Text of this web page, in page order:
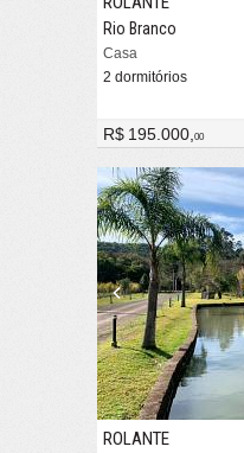
Rio Branco
Casa
2 dormitórios
R$ 195.000, 00
ROLANTE